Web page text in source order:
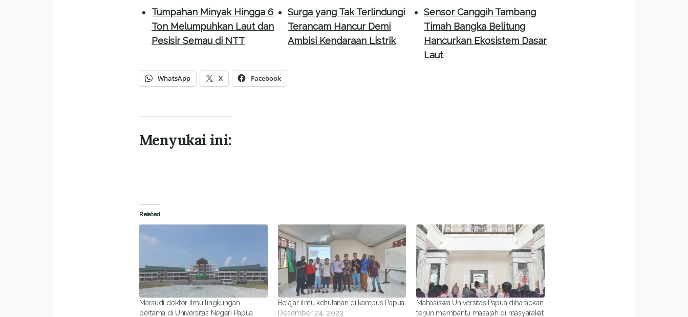
Tumpahan Minyak Hingga 6
Ton Melumpuhkan Laut dan
Pesisir Semau di NTT
Surga yang Tak Terlindungi
Terancam Hancur Demi
Ambisi Kendaraan Listrik
Sensor Canggih Tambang
Timah Bangka Belitung
Hancurkan Ekosistem Dasar
Laut
WhatsApp X Facebook
Menyukai ini:
Related
Marsudi doktor ilmu lingkungan
pertama di Universitas Negeri Papua
Belajar ilmu kehutanan di kampus Papua
Desember 24, 2023
Mahasiswa Universitas Papua diharapkan
terjun membantu masalah di masyarakat